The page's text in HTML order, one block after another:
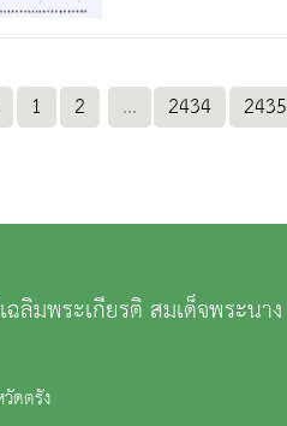
1 2 ... 2434 2435
ลิมพระเกียรติ สมเด็จพระนาง
ดตรัง